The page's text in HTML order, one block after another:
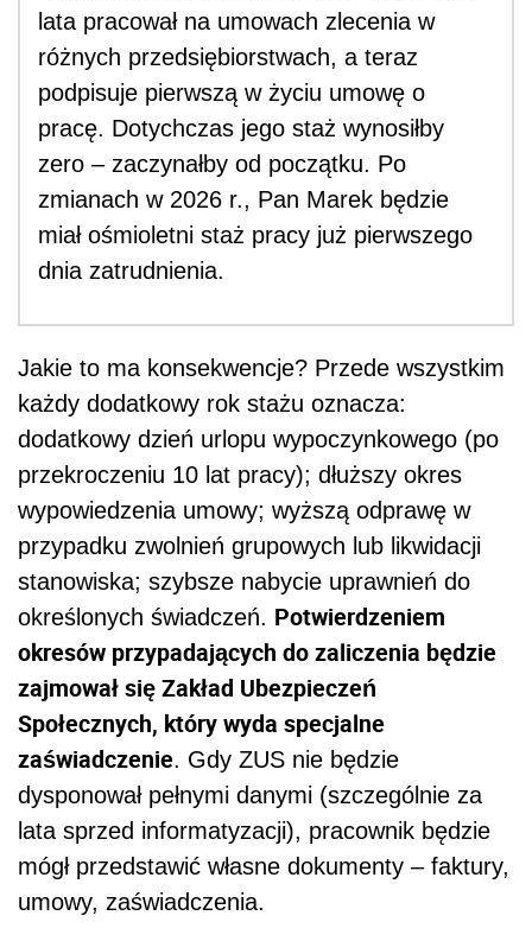
lata pracował na umowach zlecenia w
różnych przedsiębiorstwach, a teraz
podpisuje pierwszą w życiu umowę o
pracę. Dotychczas jego staż wynosiłby
zero – zaczynałby od początku. Po
zmianach w 2026 r., Pan Marek będzie
miał ośmioletni staż pracy już pierwszego
dnia zatrudnienia.
Jakie to ma konsekwencje? Przede wszystkim
każdy dodatkowy rok stażu oznacza:
dodatkowy dzień urlopu wypoczynkowego (po
przekroczeniu 10 lat pracy); dłuższy okres
wypowiedzenia umowy; wyższą odprawę w
przypadku zwolnień grupowych lub likwidacji
stanowiska; szybsze nabycie uprawnień do
określonych świadczeń. Potwierdzeniem
okresów przypadających do zaliczenia będzie
zajmował się Zakład Ubezpieczeń
Społecznych, który wyda specjalne
zaświadczenie. Gdy ZUS nie będzie
dysponował pełnymi danymi (szczególnie za
lata sprzed informatyzacji), pracownik będzie
mógł przedstawić własne dokumenty – faktury,
umowy, zaświadczenia.